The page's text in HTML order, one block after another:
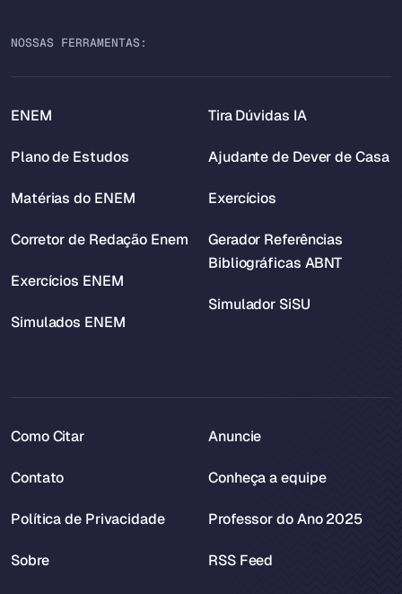
NOSSAS FERRAMENTAS:
ENEM
Plano de Estudos
Matérias do ENEM
Corretor de Redação Enem
Exercícios ENEM
Simulados ENEM
Tira Dúvidas IA
Ajudante de Dever de Casa
Exercícios
Gerador Referências
Bibliográficas ABNT
Simulador SiSU
Como Citar
Contato
Política de Privacidade
Sobre
Anuncie
Conheça a equipe
Professor do Ano 2025
RSS Feed